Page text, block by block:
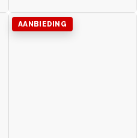
AANBIEDING